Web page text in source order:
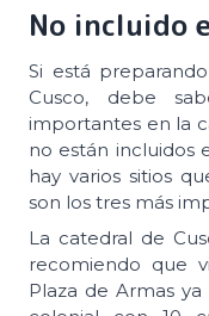
No incluido
Si está
Cusco, debe
importantes en la
no están incluidos
hay varios sitios
son los tres más
La catedral de
recomiendo que
Plaza de Armas